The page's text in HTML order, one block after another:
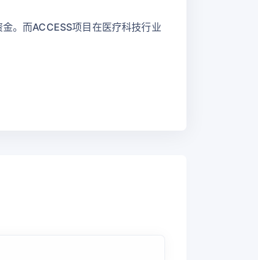
。而ACCESS项目在医疗科技行业